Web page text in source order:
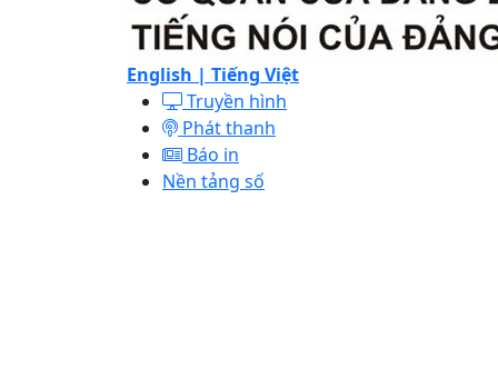
English | Tiếng Việt
Truyền hình
Phát thanh
Báo in
Nền tảng số